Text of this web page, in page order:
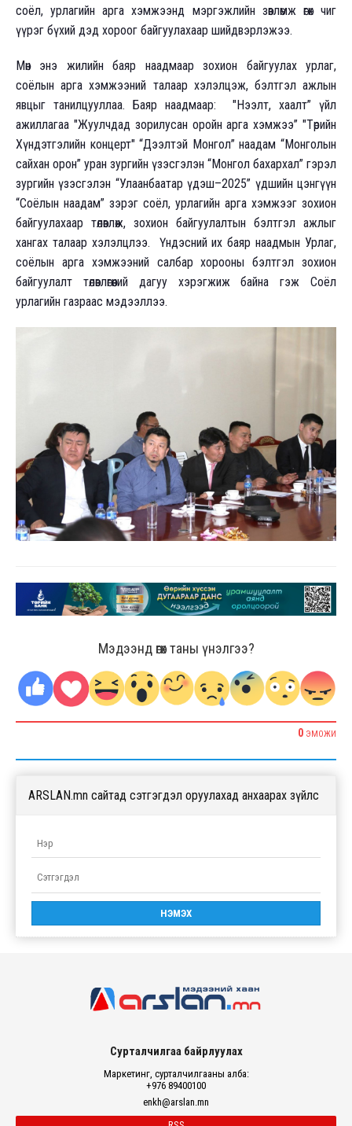
соёл, урлагийн арга хэмжээнд мэргэжлийн зөвлөмж өгөх чиг
үүрэг бүхий дэд хороог байгуулахаар шийдвэрлэжээ.
Мөн энэ жилийн баяр наадмаар зохион байгуулах урлаг,
соёлын арга хэмжээний талаар хэлэлцэж, бэлтгэл ажлын
явцыг танилцууллаа. Баяр наадмаар: "Нээлт, хаалт” үйл
ажиллагаа "Жуулчдад зорилусан оройн арга хэмжээ” "Төрийн
Хүндэтгэлийн концерт" “Дээлтэй Монгол” наадам “Монголын
сайхан орон” уран зургийн үзэсгэлэн “Монгол бахархал” гэрэл
зургийн үзэсгэлэн “Улаанбаатар үдэш–2025” үдшийн цэнгүүн
“Соёлын наадам” зэрэг соёл, урлагийн арга хэмжээг зохион
байгуулахаар төлөвлөж, зохион байгуулалтын бэлтгэл ажлыг
хангах талаар хэлэлцлээ. Үндэсний их баяр наадмын Урлаг,
соёлын арга хэмжээний салбар хорооны бэлтгэл зохион
байгуулалт төлөвлөгөөний дагуу хэрэгжиж байна гэж Соёл
урлагийн газраас мэдээллээ.
Мэдээнд өгөх таны үнэлгээ?
0 ЭМОЖИ
ARSLAN.mn сайтад сэтгэгдэл оруулахад анхаарах зүйлс
Сурталчилгаа байрлуулах
Маркетинг, сурталчилгааны алба:
+976 89400100
enkh@arslan.mn